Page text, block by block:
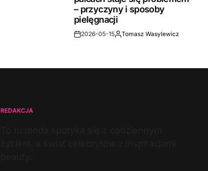
– przyczyny i sposoby
pielęgnacji
Post2026-05-15By:Tomasz Wasylewicz
REDAKCJA